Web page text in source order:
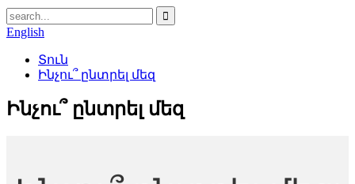
English
Տուն
Ինչու՞ ընտրել մեզ
Ինչու՞ ընտրել մեզ